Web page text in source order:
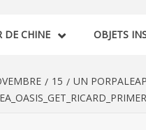
DE CHINE OBJETS
15
UN